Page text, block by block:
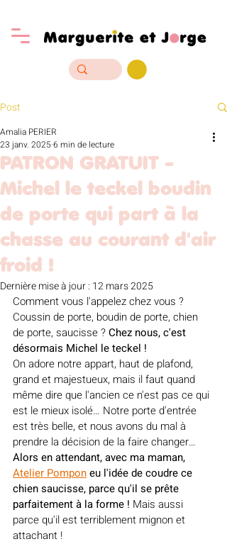
Post
PATRON GRATUIT -
Michel le teckel boudin
de porte qui part à la
chasse au courant d'air
froid !
Amalia PERIER
23 janv. 20256 min de lecture
Dernière mise à jour : 12 mars 2025
Comment vous l'appelez chez vous ?
Coussin de porte, boudin de porte, chien
de porte, saucisse ? Chez nous, c'est
désormais Michel le teckel !
On adore notre appart, haut de plafond,
grand et majestueux, mais il faut quand
même dire que l'ancien ce n'est pas ce qui
est le mieux isolé… Notre porte d'entrée
est très belle, et nous avons du mal à
prendre la décision de la faire changer…
Alors en attendant, avec ma maman,
Atelier Pompon eu l'idée de coudre ce
chien saucisse, parce qu'il se prête
parfaitement à la forme ! Mais aussi
parce qu'il est terriblement mignon et
attachant !